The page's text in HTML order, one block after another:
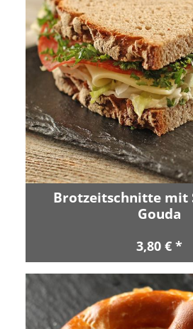
Brotzeitschnitte mit
Gouda
3,80 € *